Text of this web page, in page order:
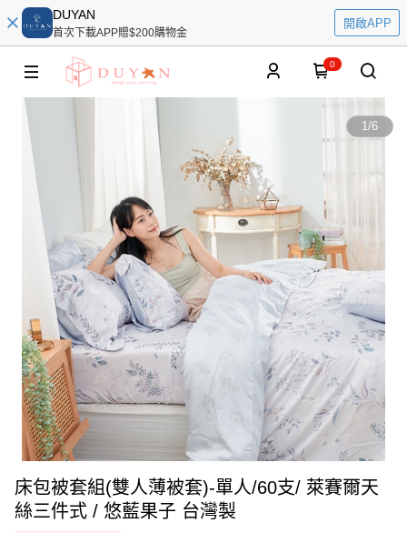
DUYAN
首次下載APP贈$200購物金
開啟APP
0
1/6
床包被套組(雙人薄被套)-單人/60支/ 萊賽爾天
絲三件式 / 悠藍果子 台灣製